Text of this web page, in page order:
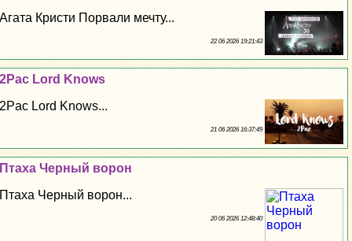
Агата Кристи Порвали мечту...
22 06 2026 19:21:43
2Pac Lord Knows
2Pac Lord Knows...
21 06 2026 16:37:49
Птаха Черный ворон
Птаха Черный ворон...
20 06 2026 12:48:40